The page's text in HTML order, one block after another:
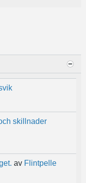
skillnader
av Flintpelle